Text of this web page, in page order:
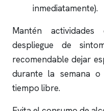
inmediatamente).
Mantén
despliegue de
recomendable dejar
durante la semana
tiempo libre.